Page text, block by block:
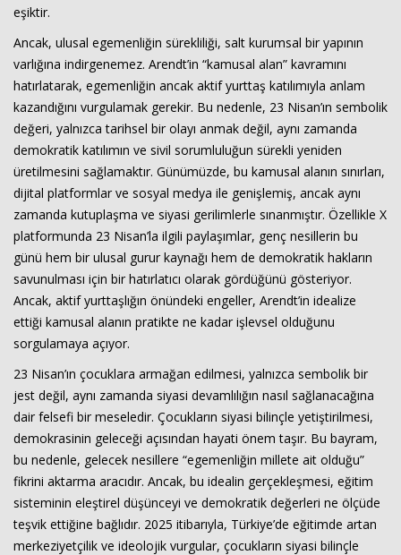
eşiktir.
Ancak, ulusal egemenliğin sürekliliği, salt kurumsal bir yapının
varlığına indirgenemez. Arendt’in “kamusal alan” kavramını
hatırlatarak, egemenliğin ancak aktif yurttaş katılımıyla anlam
kazandığını vurgulamak gerekir. Bu nedenle, 23 Nisan’ın sembolik
değeri, yalnızca tarihsel bir olayı anmak değil, aynı zamanda
demokratik katılımın ve sivil sorumluluğun sürekli yeniden
üretilmesini sağlamaktır. Günümüzde, bu kamusal alanın sınırları,
dijital platformlar ve sosyal medya ile genişlemiş, ancak aynı
zamanda kutuplaşma ve siyasi gerilimlerle sınanmıştır. Özellikle X
platformunda 23 Nisan’la ilgili paylaşımlar, genç nesillerin bu
günü hem bir ulusal gurur kaynağı hem de demokratik hakların
savunulması için bir hatırlatıcı olarak gördüğünü gösteriyor.
Ancak, aktif yurttaşlığın önündeki engeller, Arendt’in idealize
ettiği kamusal alanın pratikte ne kadar işlevsel olduğunu
sorgulamaya açıyor.
23 Nisan’ın çocuklara armağan edilmesi, yalnızca sembolik bir
jest değil, aynı zamanda siyasi devamlılığın nasıl sağlanacağına
dair felsefi bir meseledir. Çocukların siyasi bilinçle yetiştirilmesi,
demokrasinin geleceği açısından hayati önem taşır. Bu bayram,
bu nedenle, gelecek nesillere “egemenliğin millete ait olduğu”
fikrini aktarma aracıdır. Ancak, bu idealin gerçekleşmesi, eğitim
sisteminin eleştirel düşünceyi ve demokratik değerleri ne ölçüde
teşvik ettiğine bağlıdır. 2025 itibarıyla, Türkiye’de eğitimde artan
merkeziyetçilik ve ideolojik vurgular, çocukların siyasi bilinçle